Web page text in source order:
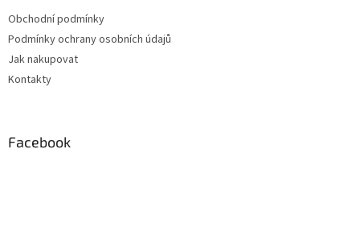
Obchodní podmínky
Podmínky ochrany osobních údajů
Jak nakupovat
Kontakty
Facebook